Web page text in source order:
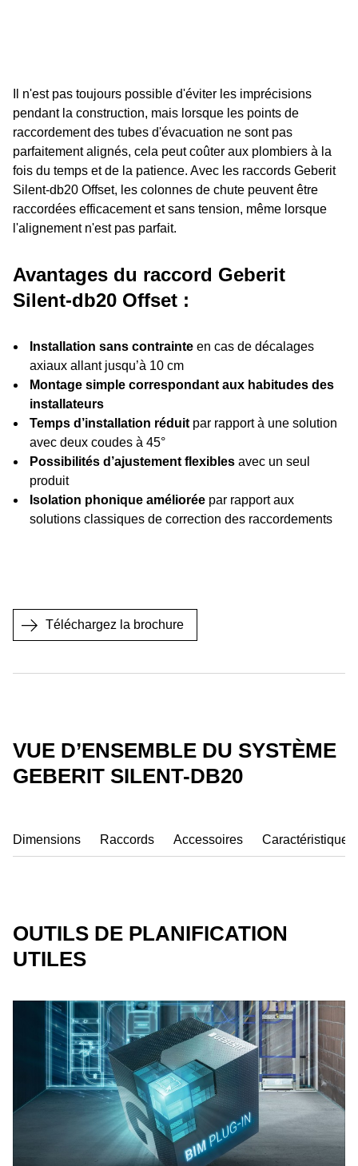
Il n'est pas toujours possible d'éviter les imprécisions
pendant la construction, mais lorsque les points de
raccordement des tubes d'évacuation ne sont pas
parfaitement alignés, cela peut coûter aux plombiers à la
fois du temps et de la patience. Avec les raccords Geberit
Silent-db20 Offset, les colonnes de chute peuvent être
raccordées efficacement et sans tension, même lorsque
l'alignement n'est pas parfait.
Avantages du raccord Geberit
Silent-db20 Offset :
Installation sans contrainte en cas de décalages
axiaux allant jusqu’à 10 cm
Montage simple correspondant aux habitudes des
installateurs
Temps d’installation réduit par rapport à une solution
avec deux coudes à 45°
Possibilités d’ajustement flexibles avec un seul
produit
Isolation phonique améliorée par rapport aux
solutions classiques de correction des raccordements
Téléchargez la brochure
VUE D’ENSEMBLE DU SYSTÈME
GEBERIT SILENT-DB20
Dimensions Raccords Accessoires
OUTILS DE PLANIFICATION
UTILES